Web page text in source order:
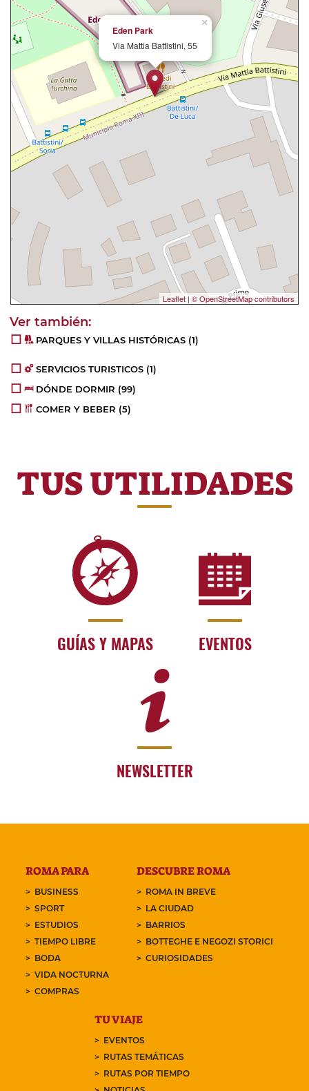
×
Eden Park
Via Mattia Battistini, 55
Leaflet | © OpenStreetMap contributors
PARQUES Y VILLAS HISTÓRICAS (1)
SERVICIOS TURISTICOS (1)
DÓNDE DORMIR (99)
COMER Y BEBER (5)
TUS UTILIDADES
GUÍAS Y MAPAS EVENTOS
NEWSLETTER
ROMA PARA
BUSINESS
SPORT
ESTUDIOS
TIEMPO LIBRE
BODA
VIDA NOCTURNA
COMPRAS
DESCUBRE ROMA
ROMA IN BREVE
LA CIUDAD
BARRIOS
BOTTEGHE E NEGOZI STORICI
CURIOSIDADES
TU VIAJE
EVENTOS
RUTAS TEMÁTICAS
RUTAS POR TIEMPO